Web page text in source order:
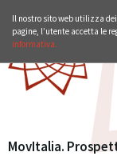
Il nostro sito web utilizza
pagine, l’utente accetta le
informativa.
MovItalia.